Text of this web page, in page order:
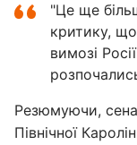
"Це ще
критику,
вимозі
Резюмуючи,
Північної